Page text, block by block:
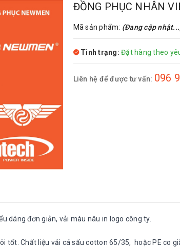
ĐỒNG PHỤC NHÂN
Mã sản phẩm: (Đang cập
Tình trạng: Đặt hàng theo
Liên hệ để được tư vấn: 096
dáng đơn giản, vải màu nâu in logo công ty.
tốt. Chất liệu vải cá sấu cotton 65/35, hoặc PE co